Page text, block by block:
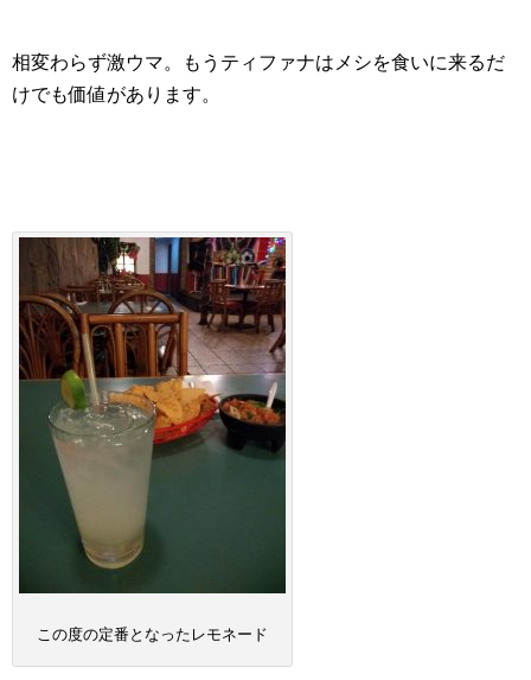
相変わらず激ウマ。もうティファナはメシを食いに来るだ
けでも価値があります。
この度の定番となったレモネード